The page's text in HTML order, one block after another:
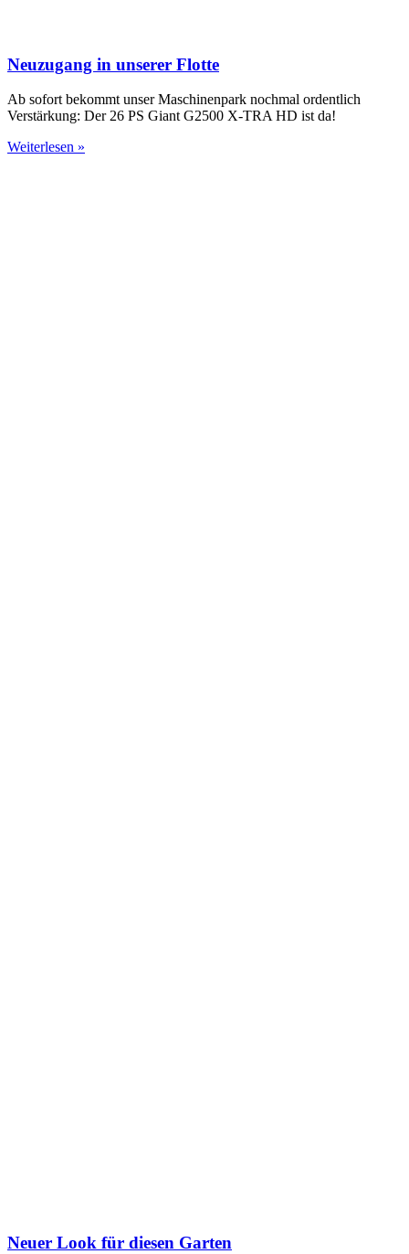
Neuzugang in unserer Flotte
Ab sofort bekommt unser Maschinenpark nochmal ordentlich
Verstärkung: Der 26 PS Giant G2500 X-TRA HD ist da!
Weiterlesen »
Neuer Look für diesen Garten